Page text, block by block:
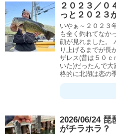
２０２３／０
っと２０２３
いやぁ～２０２３
も全く釣れてなか
顔が見れました。
り上げるまでが長
ザレス(昔は５０ｃ
いた)だったんで
格的に北湖は恋の
2026/06/24 琵
がチラホラ？